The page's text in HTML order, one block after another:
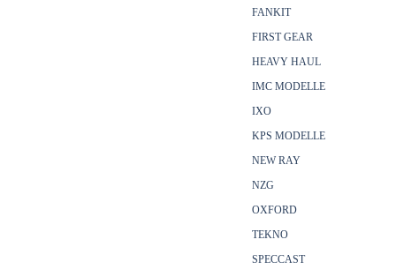
FANKIT
FIRST GEAR
HEAVY HAUL
IMC MODELLE
IXO
KPS MODELLE
NEW RAY
NZG
OXFORD
TEKNO
SPECCAST